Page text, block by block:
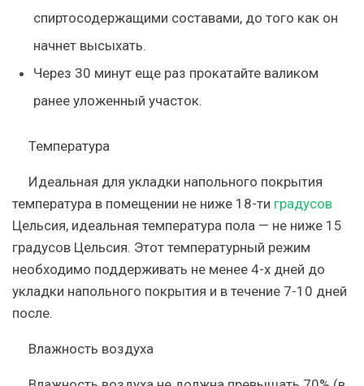
спиртосодержащими составами, до того как он
начнет высыхать.
Через 30 минут еще раз прокатайте валиком
ранее уложенный участок.
Температура
Идеальная для укладки напольного покрытия
температура в помещении не ниже 18-ти градусов
Цельсия, идеальная температура пола — не ниже 15
градусов Цельсия. Этот температурный режим
необходимо поддерживать не менее 4-х дней до
укладки напольного покрытия и в течение 7-10 дней
после.
Влажность воздуха